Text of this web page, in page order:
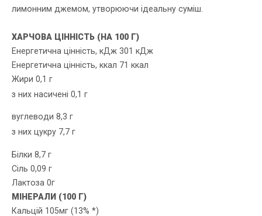
лимонним джемом, утворюючи ідеальну суміш.
ХАРЧОВА ЦІННІСТЬ (НА 100 Г)
Енергетична цінність, кДж 301 кДж
Енергетична цінність, ккал 71 ккал
Жири 0,1 г
з них насичені 0,1 г
вуглеводи 8,3 г
з них цукру 7,7 г
Білки 8,7 г
Сіль 0,09 г
Лактоза 0г
МІНЕРАЛИ (100 Г)
Кальцій 105мг (13% *)